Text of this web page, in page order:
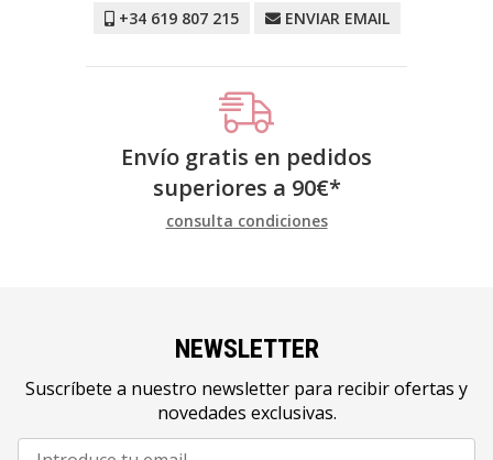
+34 619 807 215 ENVIAR EMAIL
Envío gratis en pedidos
superiores a 90€*
consulta condiciones
NEWSLETTER
Suscríbete a nuestro newsletter para recibir ofertas y
novedades exclusivas.